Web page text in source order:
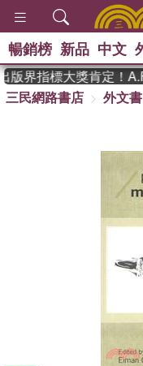
暢銷榜 新品 中文
界指標大獎肯定！
三民網路書店
外文書